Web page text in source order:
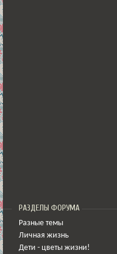
РАЗДЕЛЫ ФОРУМА
Разные темы
Личная жизнь
Дети - цветы жизни!